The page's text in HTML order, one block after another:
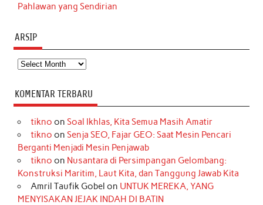
Pahlawan yang Sendirian
ARSIP
Arsip
KOMENTAR TERBARU
tikno on Soal Ikhlas, Kita Semua Masih Amatir
tikno on Senja SEO, Fajar GEO: Saat Mesin Pencari
Berganti Menjadi Mesin Penjawab
tikno on Nusantara di Persimpangan Gelombang:
Konstruksi Maritim, Laut Kita, dan Tanggung Jawab Kita
Amril Taufik Gobel on UNTUK MEREKA, YANG
MENYISAKAN JEJAK INDAH DI BATIN